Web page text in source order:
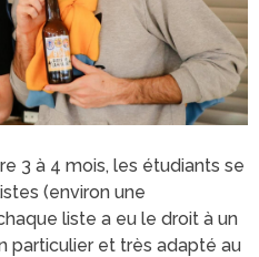
3 à 4 mois, les étudiants se
(environ une
liste a eu le droit à un
particulier et très adapté au